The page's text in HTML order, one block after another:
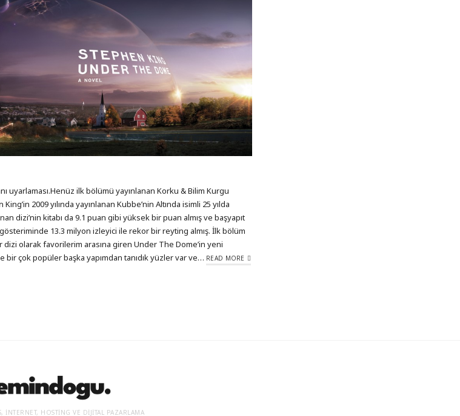
uyarlaması.Henüz ilk bölümü yayınlanan Korku & Bilim Kurgu
2009 yılında yayınlanan Kubbe’nin Altında isimli 25 yılda
dizi’nin kitabı da 9.1 puan gibi yüksek bir puan almış ve başyapıt
13.3 milyon izleyici ile rekor bir reyting almış. İlk bölüm
dizi olarak favorilerim arasına giren Under The Dome’in yeni
bir çok popüler başka yapımdan tanıdık yüzler var ve… READ MORE
İNTERNET, HOSTING VE DIJITAL PAZARLAMA